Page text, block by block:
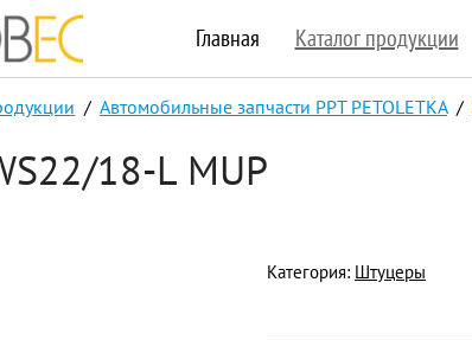
Главная Каталог продукции
/ Автомобильные запчасти PPT PETOLETKA/
18-L MUP
Категория: Штуцеры